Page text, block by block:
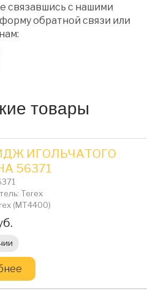
связавшись с нашими
обратной связи или
товары
ИГОЛЬЧАТОГО
56371
Terex
(MT4400)